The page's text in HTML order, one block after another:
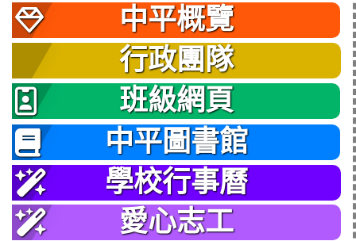
中平概覽
行政團隊
班級網頁
中平圖書館
學校行事曆
愛心志工